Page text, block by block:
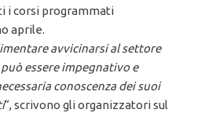
i corsi programmati
aprile.
avvicinarsi al settore
essere impegnativo e
conoscenza dei suoi
“, scrivono gli organizzatori sul